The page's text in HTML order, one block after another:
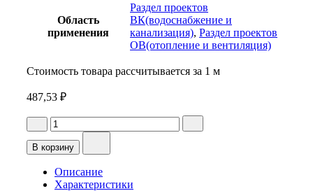
Область
применения
Раздел проектов
ВК(водоснабжение и
канализация), Раздел проектов
ОВ(отопление и вентиляция)
Стоимость товара рассчитывается за 1 м
487,53 ₽
К
о
л
и
ч
В корзину
Описание
Характеристики